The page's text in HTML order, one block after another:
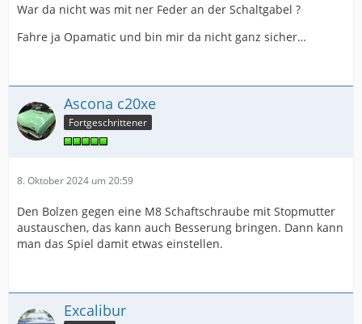
War da nicht was mit ner Feder an der Schaltgabel ?
Fahre ja Opamatic und bin mir da nicht ganz sicher…
Ascona c20xe
Fortgeschrittener
8. Oktober 2024 um 20:59
Den Bolzen gegen eine M8 Schaftschraube mit Stopmutter
austauschen, das kann auch Besserung bringen. Dann kann
man das Spiel damit etwas einstellen.
Excalibur